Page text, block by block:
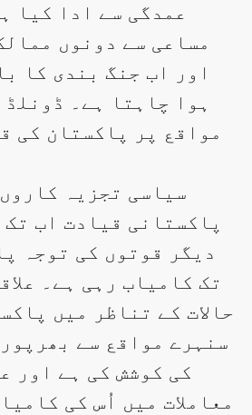
عمدگی سے ادا کیا
مساعی سے دونوں
اور اب جنگ بندی کا
ہوا چاہتا ہے۔
مواقع پر پاکستان کی
سیاسی تجزیہ
پاکستانی قیادت اب تک
دیگر قوتوں کی توجہ
تک کامیاب رہی ہے۔
حالات کے تناظر میں
سنہرے مواقع سے
کی کوشش کی ہے اور
معاملات میں اُس کی